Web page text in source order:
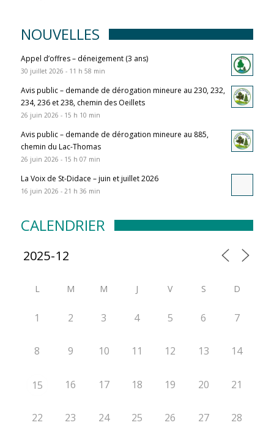
NOUVELLES
Appel d’offres – déneigement (3 ans)
30 juillet 2026 - 11 h 58 min
Avis public – demande de dérogation mineure au 230, 232,
234, 236 et 238, chemin des Oeillets
26 juin 2026 - 15 h 10 min
Avis public – demande de dérogation mineure au 885,
chemin du Lac-Thomas
26 juin 2026 - 15 h 07 min
La Voix de St-Didace – juin et juillet 2026
16 juin 2026 - 21 h 36 min
CALENDRIER
L M M J V S D
1 2 3 4 5 6 7
8 9 10 11 12 13 14
15 16 17 18 19 20 21
22 23 24 25 26 27 28